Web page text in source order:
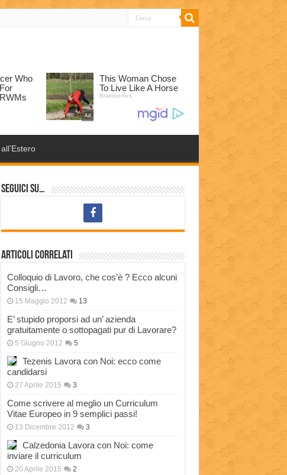
Seguici su…
Articoli correlati
Colloquio di Lavoro, che cos’è ? Ecco alcuni
Consigli…
15 Maggio 2012 13
E’ stupido proporsi ad un’ azienda
gratuitamente o sottopagati pur di Lavorare?
5 Giugno 2012 5
Tezenis Lavora con Noi: ecco come
candidarsi
27 Aprile 2015 3
Come scrivere al meglio un Curriculum
Vitae Europeo in 9 semplici passi!
13 Dicembre 2012 3
Calzedonia Lavora con Noi: come
inviare il curriculum
20 Aprile 2015 2